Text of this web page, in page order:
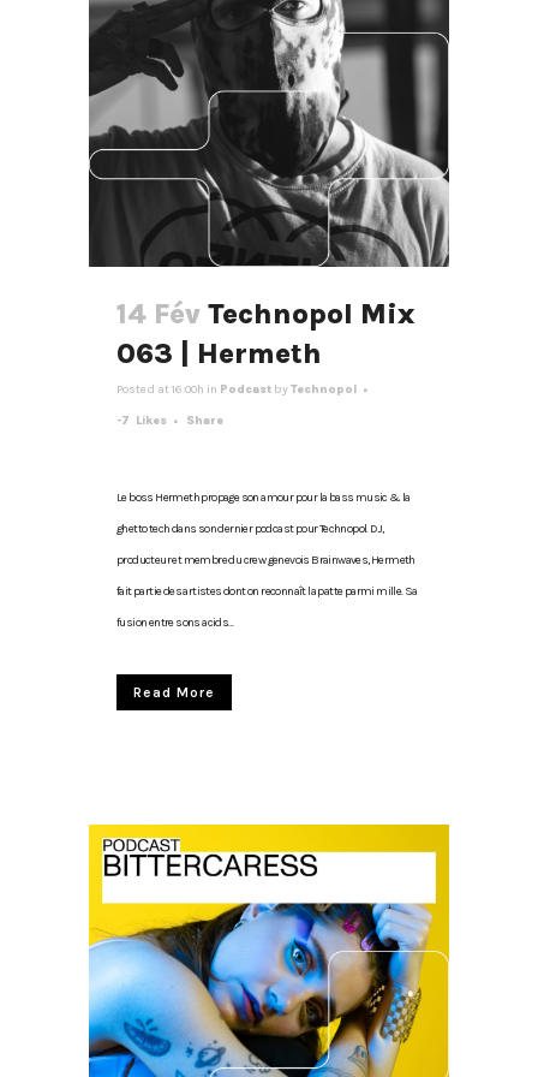
14 Fév Technopol Mix
063 | Hermeth
Posted at 16:00h in Podcast byTechnopol
-7 Likes Share
Le boss Hermeth propage son amour pour la bass music & la
ghetto tech dans son dernier podcast pour Technopol. DJ,
producteur et membre du crew genevois Brainwaves, Hermeth
fait partie des artistes dont on reconnaît la patte parmi mille. Sa
fusion entre sons acids...
Read More